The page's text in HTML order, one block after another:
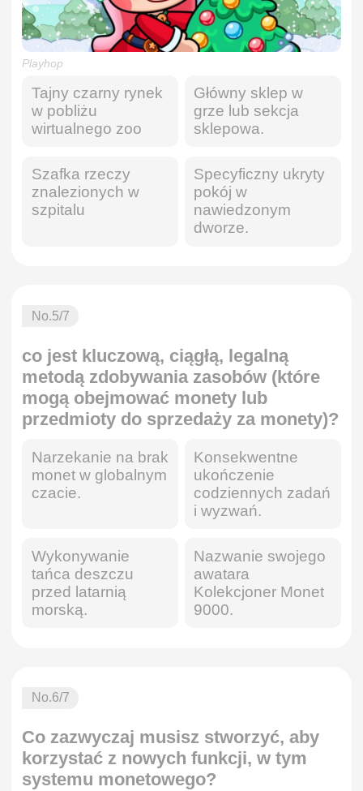
Playhop
Tajny czarny rynek
w pobliżu
wirtualnego zoo
Główny sklep w
grze lub sekcja
sklepowa.
Szafka rzeczy
znalezionych w
szpitalu
Specyficzny ukryty
pokój w
nawiedzonym
dworze.
No.5/7
co jest kluczową, ciągłą, legalną
metodą zdobywania zasobów (które
mogą obejmować monety lub
przedmioty do sprzedaży za monety)?
Narzekanie na brak
monet w globalnym
czacie.
Konsekwentne
ukończenie
codziennych zadań
i wyzwań.
Wykonywanie
tańca deszczu
przed latarnią
morską.
Nazwanie swojego
awatara
Kolekcjoner Monet
9000.
No.6/7
Co zazwyczaj musisz stworzyć, aby
korzystać z nowych funkcji, w tym
systemu monetowego?